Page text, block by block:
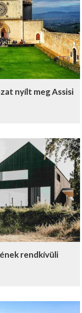
nyílt meg Assisi
rendkívüli